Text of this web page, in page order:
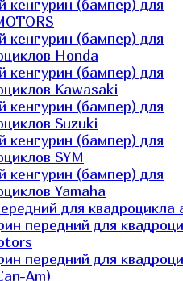
кенгурин (бампер) для
кенгурин (бампер) для
Honda
кенгурин (бампер) для
Kawasaki
кенгурин (бампер) для
Suzuki
кенгурин (бампер) для
SYM
кенгурин (бампер) для
Yamaha
для квадроцикла
передний для
передний для
Am)